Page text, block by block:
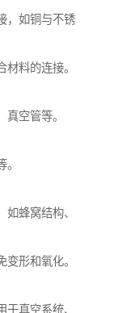
，如铜与不锈
料的连接。
空管等。
蜂窝结构、
形和氧化。
真空系统、